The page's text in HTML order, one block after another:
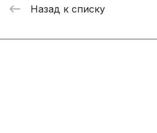
Назад к списку